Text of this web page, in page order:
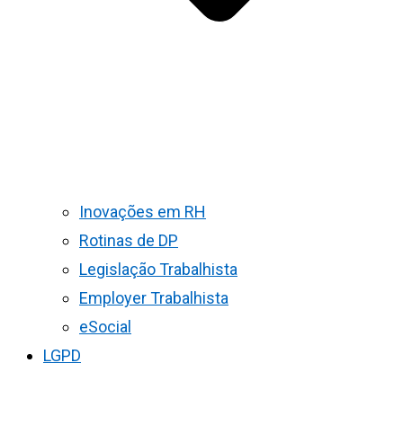
Inovações em RH
Rotinas de DP
Legislação Trabalhista
Employer Trabalhista
eSocial
LGPD